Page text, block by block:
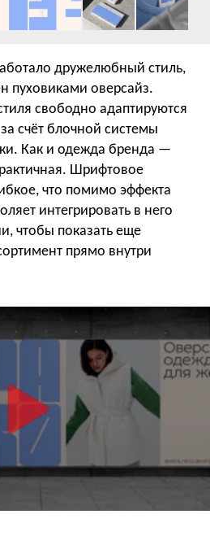
дружелюбный стиль,
пуховиками оверсайз.
свободно адаптируются
счёт блочной системы
Как и одежда бренда —
Шрифтовое
что помимо эффекта
интегрировать в него
чтобы показать еще
прямо внутри